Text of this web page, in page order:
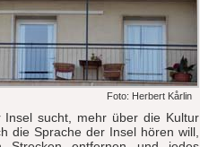
Foto: Herbert Kårlin
sucht, mehr über die Kultur
die Sprache der Insel hören will,